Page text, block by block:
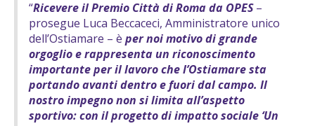
“Ricevere il Premio Città di Roma da OPES–
prosegue Luca Beccaceci, Amministratore unico
dell’Ostiamare – è per noi motivo di grande
orgoglio e rappresenta un riconoscimento
importante per il lavoro che l’Ostiamare sta
portando avanti dentro e fuori dal campo. Il
nostro impegno non si limita all’aspetto
sportivo: con il progetto di impatto sociale ‘Un